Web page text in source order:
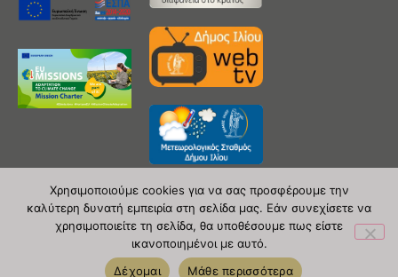
Copyright 2020 © Δήμος Ιλίου
| powered by Evolutionprojects
Χρησιμοποιούμε cookies για να σας προσφέρουμε την
καλύτερη δυνατή εμπειρία στη σελίδα μας. Εάν συνεχίσετε να
χρησιμοποιείτε τη σελίδα, θα υποθέσουμε πως είστε
ικανοποιημένοι με αυτό.
Δέχομαι
Μάθε περισσότερα